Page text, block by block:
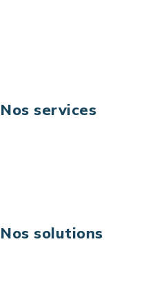
Nos services
Nos solutions